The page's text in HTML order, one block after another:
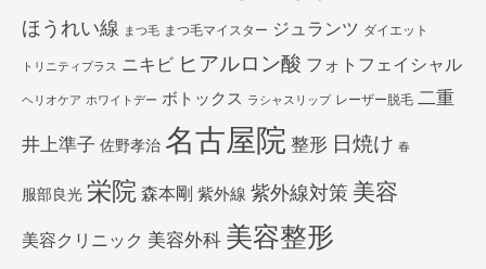
ほうれい線 まつ毛 まつ毛マイスター ジュランツ ダイエット
トリニティプラス ニキビ ヒアルロン酸 フォトフェイシャル
ヘリオケア ホワイトデー ボトックス ラシャスリップ レーザー脱毛 二重
井上準子 佐野孝治 名古屋院 整形 日焼け 春
服部良光 栄院 森本剛 紫外線 紫外線対策 美容
美容クリニック 美容外科 美容整形